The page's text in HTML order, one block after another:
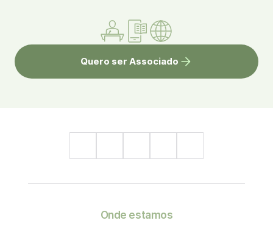
Quero ser Associado
Onde estamos